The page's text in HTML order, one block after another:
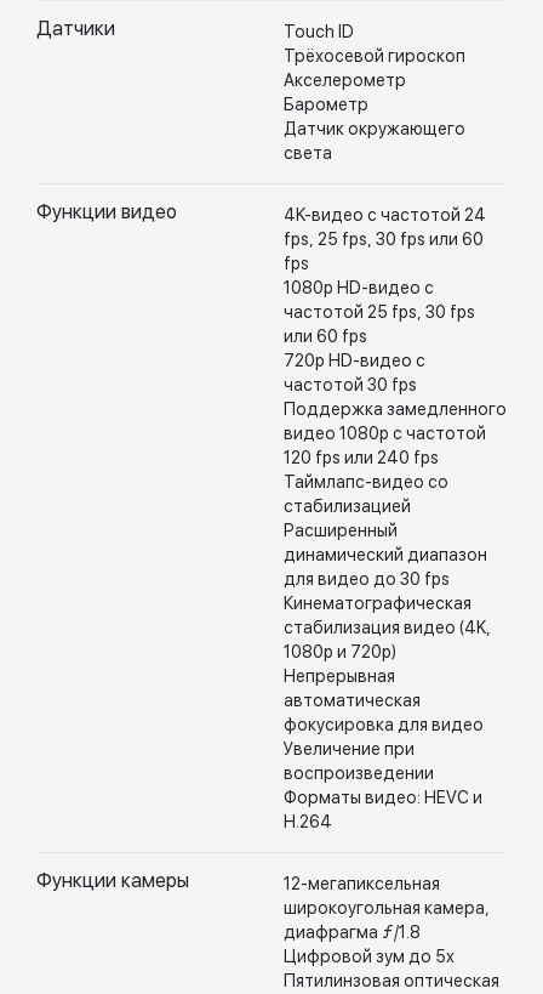
Датчики
Touch ID
Трёхосевой гироскоп
Акселерометр
Барометр
Датчик окружающего
света
Функции видео
4K-видео с частотой 24
fps, 25 fps, 30 fps или 60
fps
1080p HD-видео с
частотой 25 fps, 30 fps
или 60 fps
720p HD-видео с
частотой 30 fps
Поддержка замедленного
видео 1080p с частотой
120 fps или 240 fps
Таймлапс-видео со
стабилизацией
Расширенный
динамический диапазон
для видео до 30 fps
Кинематографическая
стабилизация видео (4K,
1080p и 720p)
Непрерывная
автоматическая
фокусировка для видео
Увеличение при
воспроизведении
Форматы видео: HEVC и
H.264
Функции камеры
12-мегапиксельная
широкоугольная камера,
диафрагма ƒ/1.8
Цифровой зум до 5x
Пятилинзовая оптическая